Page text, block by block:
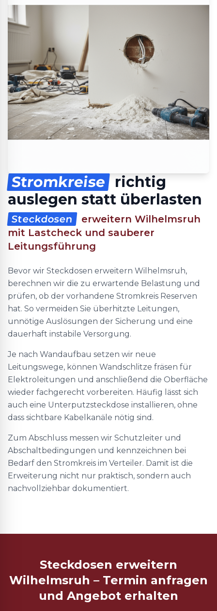
Stromkreise
richtig
auslegen statt überlasten
Steckdosen
erweitern Wilhelmsruh
mit Lastcheck und sauberer
Leitungsführung
Bevor wir Steckdosen erweitern Wilhelmsruh,
berechnen wir die zu erwartende Belastung und
prüfen, ob der vorhandene Stromkreis Reserven
hat. So vermeiden Sie überhitzte Leitungen,
unnötige Auslösungen der Sicherung und eine
dauerhaft instabile Versorgung.
Je nach Wandaufbau setzen wir neue
Leitungswege, können Wandschlitze fräsen für
Elektroleitungen und anschließend die Oberfläche
wieder fachgerecht vorbereiten. Häufig lässt sich
auch eine Unterputzsteckdose installieren, ohne
dass sichtbare Kabelkanäle nötig sind.
Zum Abschluss messen wir Schutzleiter und
Abschaltbedingungen und kennzeichnen bei
Bedarf den Stromkreis im Verteiler. Damit ist die
Erweiterung nicht nur praktisch, sondern auch
nachvollziehbar dokumentiert.
Steckdosen erweitern
Wilhelmsruh – Termin anfragen
und Angebot erhalten